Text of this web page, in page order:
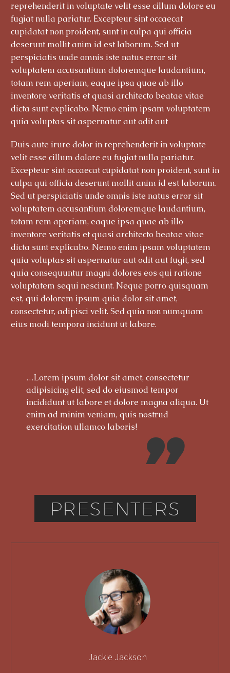
reprehenderit in voluptate velit esse cillum dolore eu
fugiat nulla pariatur. Excepteur sint occaecat
cupidatat non proident, sunt in culpa qui officia
deserunt mollit anim id est laborum. Sed ut
perspiciatis unde omnis iste natus error sit
voluptatem accusantium doloremque laudantium,
totam rem aperiam, eaque ipsa quae ab illo
inventore veritatis et quasi architecto beatae vitae
dicta sunt explicabo. Nemo enim ipsam voluptatem
quia voluptas sit aspernatur aut odit aut
Duis aute irure dolor in reprehenderit in voluptate
velit esse cillum dolore eu fugiat nulla pariatur.
Excepteur sint occaecat cupidatat non proident, sunt in
culpa qui officia deserunt mollit anim id est laborum.
Sed ut perspiciatis unde omnis iste natus error sit
voluptatem accusantium doloremque laudantium,
totam rem aperiam, eaque ipsa quae ab illo
inventore veritatis et quasi architecto beatae vitae
dicta sunt explicabo. Nemo enim ipsam voluptatem
quia voluptas sit aspernatur aut odit aut fugit, sed
quia consequuntur magni dolores eos qui ratione
voluptatem sequi nesciunt. Neque porro quisquam
est, qui dolorem ipsum quia dolor sit amet,
consectetur, adipisci velit. Sed quia non numquam
eius modi tempora incidunt ut labore.
…Lorem ipsum dolor sit amet, consectetur
adipisicing elit, sed do eiusmod tempor
incididunt ut labore et dolore magna aliqua. Ut
enim ad minim veniam, quis nostrud
exercitation ullamco laboris!
PRESENTERS
Jackie Jackson